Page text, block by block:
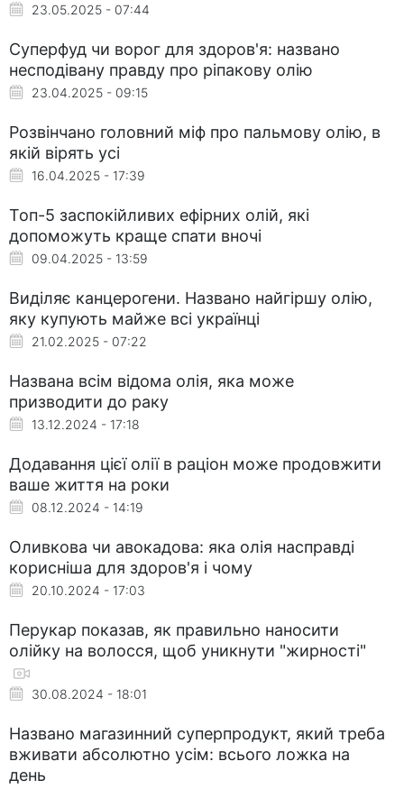
23.05.2025 - 07:44
Суперфуд чи ворог для здоров'я: названо
несподівану правду про ріпакову олію
23.04.2025 - 09:15
Розвінчано головний міф про пальмову олію, в
якій вірять усі
16.04.2025 - 17:39
Топ-5 заспокійливих ефірних олій, які
допоможуть краще спати вночі
09.04.2025 - 13:59
Виділяє канцерогени. Названо найгіршу олію,
яку купують майже всі українці
21.02.2025 - 07:22
Названа всім відома олія, яка може
призводити до раку
13.12.2024 - 17:18
Додавання цієї олії в раціон може продовжити
ваше життя на роки
08.12.2024 - 14:19
Оливкова чи авокадова: яка олія насправді
корисніша для здоров'я і чому
20.10.2024 - 17:03
Перукар показав, як правильно наносити
олійку на волосся, щоб уникнути "жирності"
30.08.2024 - 18:01
Названо магазинний суперпродукт, який треба
вживати абсолютно усім: всього ложка на
день